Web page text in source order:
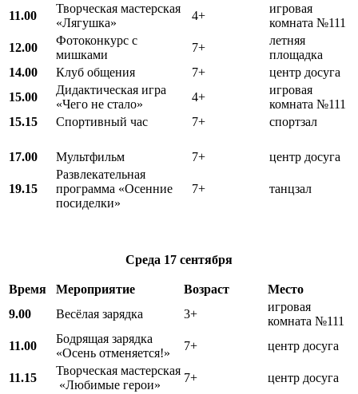
11.00
Творческая мастерская
«Лягушка»
4+
игровая
комната №111
12.00
Фотоконкурс с
мишками
7+
летняя
площадка
14.00
Клуб общения 7+
центр досуга
15.00
Дидактическая игра
«Чего не стало»
4+
игровая
комната №111
15.15
Спортивный час 7+ спортзал
17.00 Мультфильм 7+ центр досуга
19.15
Развлекательная
программа «Осенние
посиделки»
7+ танцзал
Среда 17 сентября
Время Мероприятие Возраст
Место
9.00
Весёлая зарядка 3+
игровая
комната №111
11.00
Бодрящая зарядка
«Осень отменяется!»
7+ центр досуга
11.15
Творческая мастерская
«Любимые герои»
7+ центр досуга